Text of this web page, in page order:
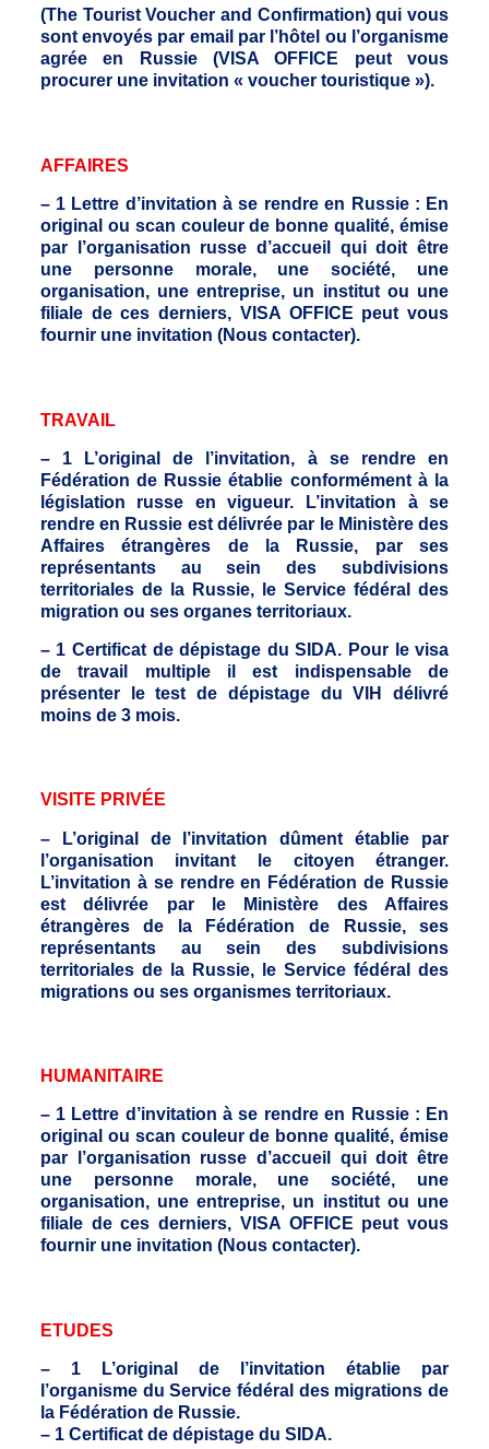
(The Tourist Voucher and Confirmation) qui vous
sont envoyés par email par l’hôtel ou l’organisme
agrée en Russie (VISA OFFICE peut vous
procurer une invitation « voucher touristique »).
AFFAIRES
– 1 Lettre d’invitation à se rendre en Russie : En
original ou scan couleur de bonne qualité, émise
par l’organisation russe d’accueil qui doit être
une personne morale, une société, une
organisation, une entreprise, un institut ou une
filiale de ces derniers, VISA OFFICE peut vous
fournir une invitation (Nous contacter).
TRAVAIL
– 1 L’original de l’invitation, à se rendre en
Fédération de Russie établie conformément à la
législation russe en vigueur. L’invitation à se
rendre en Russie est délivrée par le Ministère des
Affaires étrangères de la Russie, par ses
représentants au sein des subdivisions
territoriales de la Russie, le Service fédéral des
migration ou ses organes territoriaux.
– 1 Certificat de dépistage du SIDA. Pour le visa
de travail multiple il est indispensable de
présenter le test de dépistage du VIH délivré
moins de 3 mois.
VISITE PRIVÉE
– L’original de l’invitation dûment établie par
l’organisation invitant le citoyen étranger.
L’invitation à se rendre en Fédération de Russie
est délivrée par le Ministère des Affaires
étrangères de la Fédération de Russie, ses
représentants au sein des subdivisions
territoriales de la Russie, le Service fédéral des
migrations ou ses organismes territoriaux.
HUMANITAIRE
– 1 Lettre d’invitation à se rendre en Russie : En
original ou scan couleur de bonne qualité, émise
par l’organisation russe d’accueil qui doit être
une personne morale, une société, une
organisation, une entreprise, un institut ou une
filiale de ces derniers, VISA OFFICE peut vous
fournir une invitation (Nous contacter).
ETUDES
– 1 L’original de l’invitation établie par
l’organisme du Service fédéral des migrations de
la Fédération de Russie.
– 1 Certificat de dépistage du SIDA.